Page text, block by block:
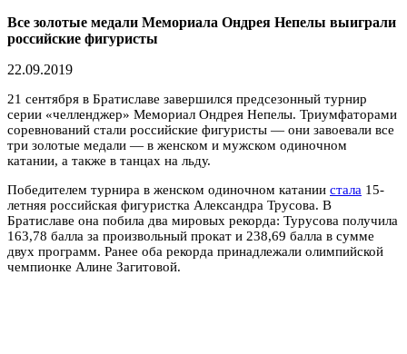
Все золотые медали Мемориала Ондрея Непелы выиграли
российские фигуристы
22.09.2019
21 сентября в Братиславе завершился предсезонный турнир
серии «челленджер» Мемориал Ондрея Непелы. Триумфаторами
соревнований стали российские фигуристы — они завоевали все
три золотые медали — в женском и мужском одиночном
катании, а также в танцах на льду.
Победителем турнира в женском одиночном катании стала 15-
летняя российская фигуристка Александра Трусова. В
Братиславе она побила два мировых рекорда: Турусова получила
163,78 балла за произвольный прокат и 238,69 балла в сумме
двух программ. Ранее оба рекорда принадлежали олимпийской
чемпионке Алине Загитовой.